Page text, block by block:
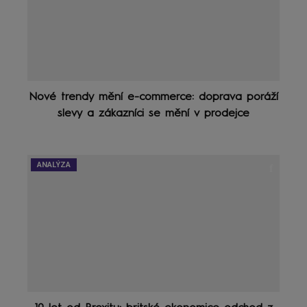
Nové trendy mění e-commerce: doprava poráží
slevy a zákazníci se mění v prodejce
ANALÝZA